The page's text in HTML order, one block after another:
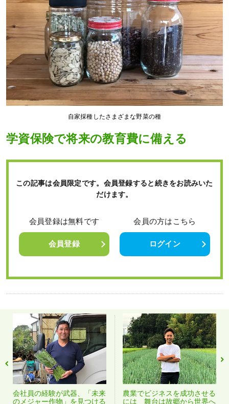
自家採種したさまざまな野菜の種
学資保険で将来の教育費に備える
この記事は会員限定です。会員登録すると続きをお読みいた
だけます。
会員登録は無料です
会員登録
会員の方はこちら
ログイン
会社員の経験が武器、「未来
のメジャー作物」を見つける
農業でビジネスを成功させる
には 舞台は故郷から世界へ